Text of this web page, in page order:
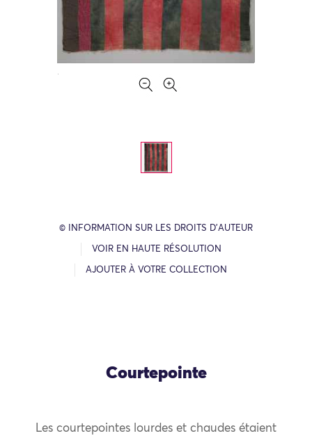
© INFORMATION SUR LES DROITS D’AUTEUR
VOIR EN HAUTE RÉSOLUTION
AJOUTER À VOTRE COLLECTION
Courtepointe
Les courtepointes lourdes et chaudes étaient